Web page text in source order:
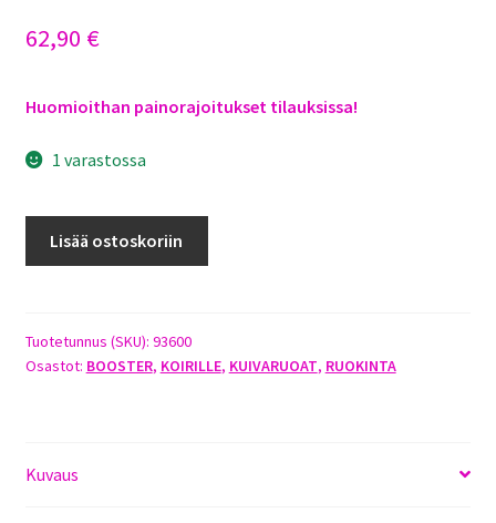
62,90 €
Huomioithan painorajoitukset tilauksissa!
1 varastossa
Lisää ostoskoriin
Tuotetunnus (SKU): 93600
Osastot: BOOSTER, KOIRILLE, KUIVARUOAT, RUOKINTA
Kuvaus